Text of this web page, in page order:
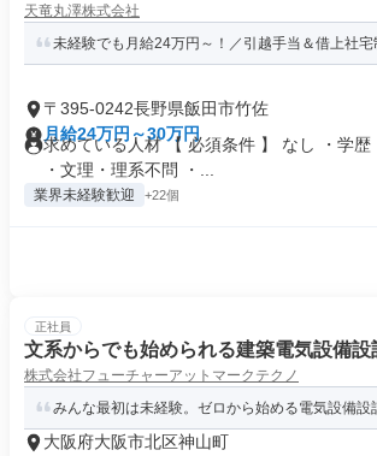
天竜丸澤株式会社
未経験でも月給24万円～！／引越手当＆借上社宅
〒395-0242長野県飯田市竹佐
月給24万円～30万円
求めている人材 【 必須条件 】 なし ・学歴
・文理・理系不問 ・...
業界未経験歓迎 +22個
正社員
文系からでも始められる建築電気設備設
株式会社フューチャーアットマークテクノ
みんな最初は未経験。ゼロから始める電気設備設
大阪府大阪市北区神山町